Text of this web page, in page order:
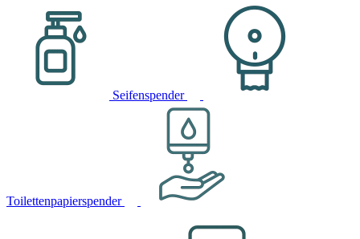
Seifenspender
Toilettenpapierspender